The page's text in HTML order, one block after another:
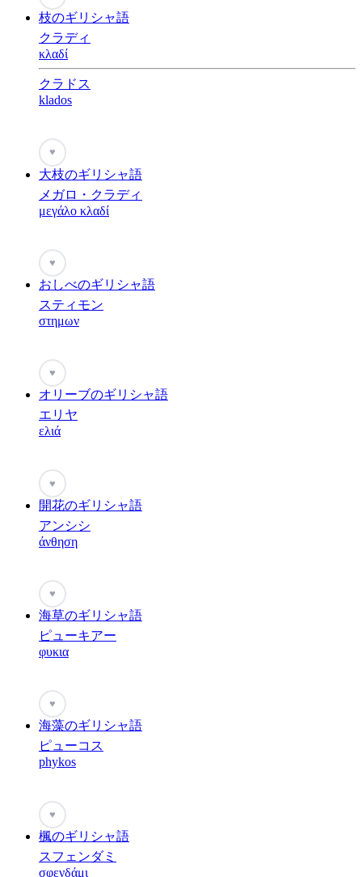
枝のギリシャ語
クラディ
κλαδί
クラドス
klados
♥
大枝のギリシャ語
メガロ・クラディ
μεγάλο κλαδί
♥
おしべのギリシャ語
スティモン
στημων
♥
オリーブのギリシャ語
エリヤ
ελιά
♥
開花のギリシャ語
アンシシ
άνθηση
♥
海草のギリシャ語
ピューキアー
φυκια
♥
海藻のギリシャ語
ピューコス
phykos
♥
楓のギリシャ語
スフェンダミ
σφενδάμι